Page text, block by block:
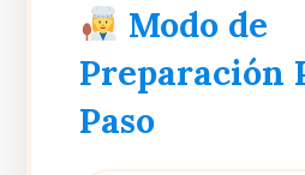
Modo de
Preparación
Paso